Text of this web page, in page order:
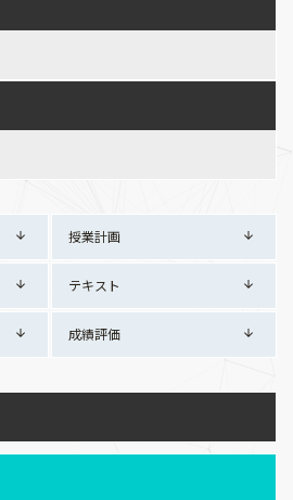
授業計画
テキスト
成績評価